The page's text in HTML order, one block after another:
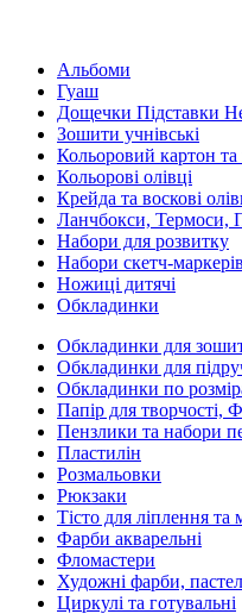
Альбоми
Гуаш
Дощечки Підставки
Зошити учнівські
Кольоровий картон та
Кольорові олівці
Крейда та воскові
Ланчбокси, Термоси,
Набори для розвитку
Набори скетч-маркерів
Ножиці дитячі
Обкладинки
Обкладинки для
Обкладинки для
Обкладинки по
Папір для творчості,
Пензлики та набори
Пластилін
Розмальовки
Рюкзаки
Тісто для ліплення та
Фарби акварельні
Фломастери
Художні фарби,
Циркулі та готувальні